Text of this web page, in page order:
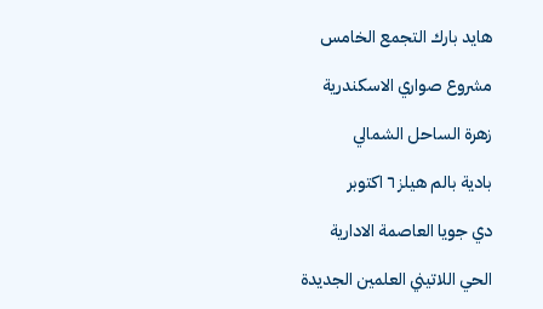
هايد بارك التجمع الخامس
مشروع صواري الاسكندرية
زهرة الساحل الشمالي
بادية بالم هيلز ٦ اكتوبر
دي جويا العاصمة الادارية
الحي اللاتيني العلمين الجديدة